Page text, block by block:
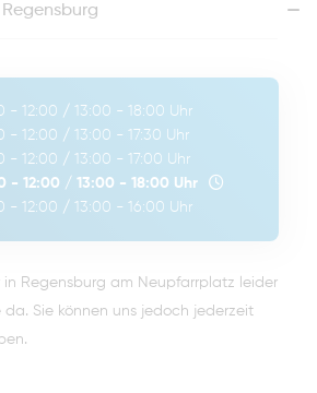
- 12:00 / 13:00 - 18:00 Uhr
- 12:00 / 13:00 - 17:30 Uhr
- 12:00 / 13:00 - 17:00 Uhr
- 12:00 / 13:00 - 18:00 Uhr
- 12:00 / 13:00 - 16:00 Uhr
in Regensburg am Neupfarrplatz leider
da. Sie können uns jedoch jederzeit
.